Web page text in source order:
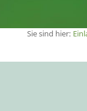
Sie sind hier: